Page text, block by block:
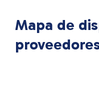
Mapa de